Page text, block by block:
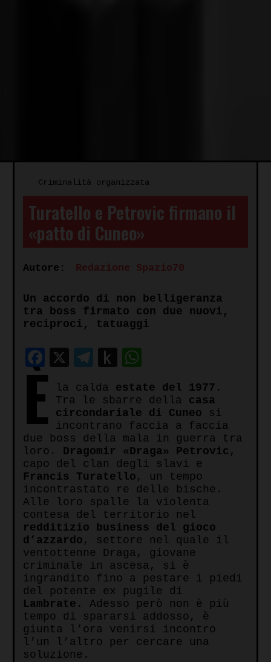
Criminalità organizzata
Turatello e Petrovic firmano il
«patto di Cuneo»
Autore: Redazione Spazio70
Un accordo di non belligeranza
tra boss firmato con due nuovi,
reciproci, tatuaggi
Facebook
X Telegram
Push
Kindle
È la calda estate del 1977 .
Tra le sbarre della casa
circondariale di Cuneo si
incontrano faccia a faccia
due boss della mala in guerra tra
loro. Dragomir «Draga» Petrovic ,
capo del clan degli slavi e
Francis Turatello , un tempo
incontrastato re delle bische.
Alle loro spalle la violenta
contesa del territorio nel
redditizio business del gioco
d’azzardo , settore nel quale il
ventottenne Draga, giovane
criminale in ascesa, si è
ingrandito fino a pestare i piedi
del potente ex pugile di
Lambrate . Adesso però non è più
tempo di spararsi addosso, è
giunta l’ora venirsi incontro
l’un l’altro per cercare una
soluzione.